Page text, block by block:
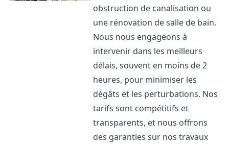
obstruction de canalisation ou
une rénovation de salle de bain.
Nous nous engageons à
intervenir dans les meilleurs
délais, souvent en moins de 2
heures, pour minimiser les
dégâts et les perturbations. Nos
tarifs sont compétitifs et
transparents, et nous offrons
des garanties sur nos travaux